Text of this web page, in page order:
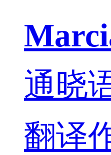
通晓
翻译